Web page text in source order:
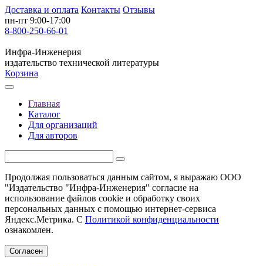
Доставка и оплата Контакты Отзывы
пн-пт 9:00-17:00
8-800-250-66-01
Инфра-Инженерия
издательство технической литературы
Корзина
Главная
Каталог
Для организаций
Для авторов
Продолжая пользоваться данным сайтом, я выражаю ООО
"Издательство "Инфра-Инженерия" согласие на
использование файлов cookie и обработку своих
персональных данных с помощью интернет-сервиса
Яндекс.Метрика. С Политикой конфиденциальности
ознакомлен.
Согласен